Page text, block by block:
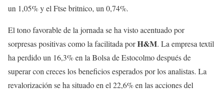
un 1,05% y el Ftse britnico, un 0,74%.
El tono favorable de la jornada se ha visto acentuado por
sorpresas positivas como la facilitada porH&M. La empresa textil
ha perdido un 16,3% en la Bolsa de Estocolmo después de
superar con creces los beneficios esperados por los analistas. La
revalorización se ha situado en el 22,6% en las acciones del